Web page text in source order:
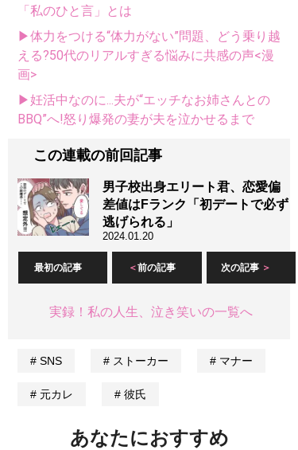
「私のひと言」とは
▶体力をつける“体力がない”問題、どう乗り越
える?50代のリアルすぎる悩みに共感の声<漫
画>
▶妊活中なのに...夫が“エッチなお姉さんとの
BBQ”へ!怒り爆発の妻が夫を泣かせるまで
この連載の前回記事
男子校出身エリート君、恋愛偏
差値はFランク「初デートで必ず
逃げられる」
2024.01.20
最初の記事 前の記事 次の記事
実録！私の人生、泣き笑いの一覧へ
SNS ストーカー マナー
元カレ 彼氏
あなたにおすすめ